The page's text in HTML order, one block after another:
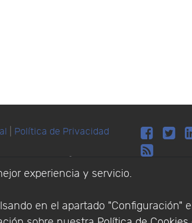
experiencia y servicio.
en el apartado "Configuración"
Política de Privacidad